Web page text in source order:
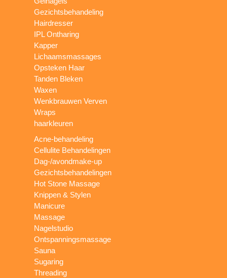
Gezichtsbehandeling
Hairdresser
IPL Ontharing
Kapper
Lichaamsmassages
Opsteken Haar
Tanden Bleken
Waxen
Wenkbrauwen Verven
Wraps
haarkleuren
Acne-behandeling
Cellulite Behandelingen
Dag-/avondmake-up
Gezichtsbehandelingen
Hot Stone Massage
Knippen & Stylen
Manicure
Massage
Nagelstudio
Ontspanningsmassage
Sauna
Sugaring
Threading